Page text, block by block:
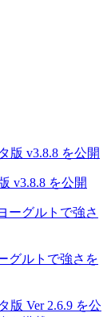
v3.8.8 を公開
グルトで強さを